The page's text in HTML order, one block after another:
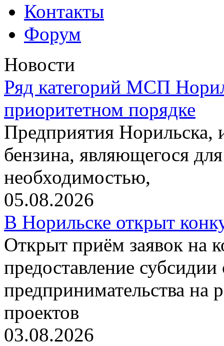
Контакты
Форум
Новости
Ряд категорий МСП
приоритетном порядке
Предприятия
бензина, являющегося
необходимостью,
05.08.2026
В Норильске открыт
Открыт приём заявок на
предоставление
предпринимательства на
проектов
03.08.2026